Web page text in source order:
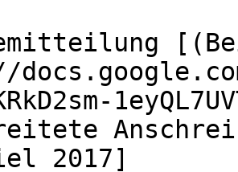
2017]